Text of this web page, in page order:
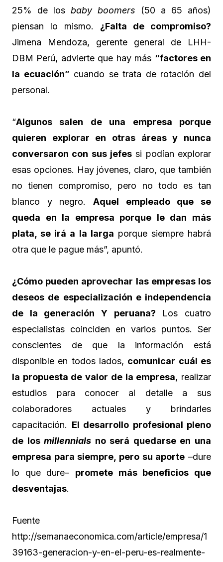
25% de los baby boomers (50 a 65 años)
piensan lo mismo. ¿Falta de compromiso?
Jimena Mendoza, gerente general de LHH-
DBM Perú, advierte que hay más “factores en
la ecuación” cuando se trata de rotación del
personal.
“Algunos salen de una empresa porque
quieren explorar en otras áreas y nunca
conversaron con sus jefes si podían explorar
esas opciones. Hay jóvenes, claro, que también
no tienen compromiso, pero no todo es tan
blanco y negro. Aquel empleado que se
queda en la empresa porque le dan más
plata, se irá a la larga porque siempre habrá
otra que le pague más”, apuntó.
¿Cómo pueden aprovechar las empresas los
deseos de especialización e independencia
de la generación Y peruana? Los cuatro
especialistas coinciden en varios puntos. Ser
conscientes de que la información está
disponible en todos lados, comunicar cuál es
la propuesta de valor de la empresa, realizar
estudios para conocer al detalle a sus
colaboradores actuales y brindarles
capacitación. El desarrollo profesional pleno
de losmillennials no será quedarse en una
empresa para siempre, pero su aporte –dure
lo que dure– promete más beneficios que
desventajas.
Fuente
http://semanaeconomica.com/article/empresa/1
39163-generacion-y-en-el-peru-es-realmente-